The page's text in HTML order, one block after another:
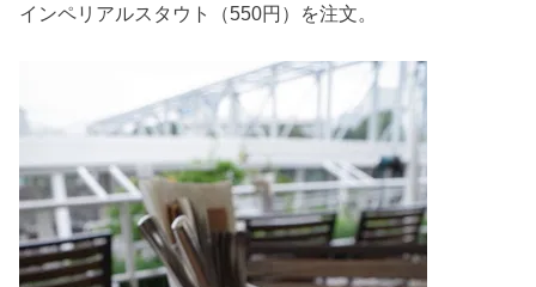
インペリアルスタウト（550円）を注文。